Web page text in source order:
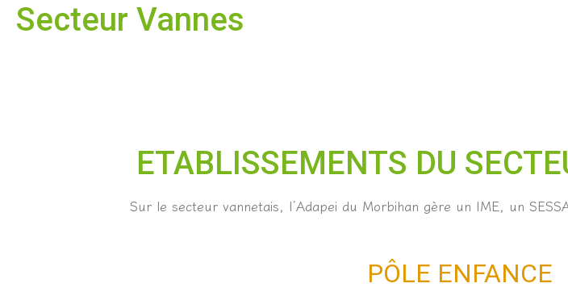
Secteur Vannes
ETABLISSEMENTS DU
Sur le secteur vannetais, l’Adapei du Morbihan gère un IME, un
PÔLE ENFANCE